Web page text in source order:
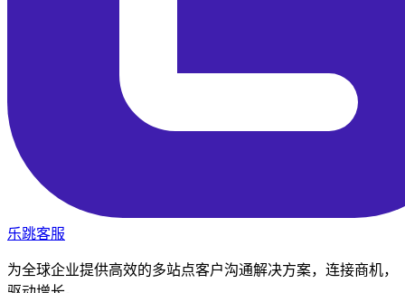
乐跳客服
为全球企业提供高效的多站点客户沟通解决方案，连接商机，